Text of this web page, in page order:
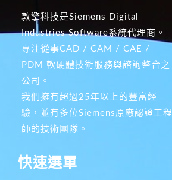
敦擎科技是Siemens Digital
Industries Software系統代理商。
專注從事CAD / CAM / CAE /
PDM 軟硬體技術服務與諮詢整合之
公司。
我們擁有超過25年以上的豐富經
驗，並有多位Siemens原廠認證工程
師的技術團隊。
快速選單